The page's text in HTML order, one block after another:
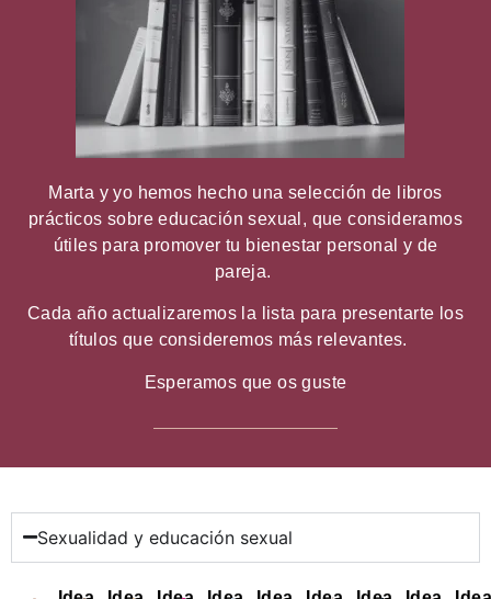
Marta y yo hemos hecho una selección de libros
prácticos sobre educación sexual, que consideramos
útiles para promover tu bienestar personal y de
pareja.
Cada año actualizaremos la lista para presentarte los
títulos que consideremos más relevantes.
Esperamos que os guste
Sexualidad y educación sexual